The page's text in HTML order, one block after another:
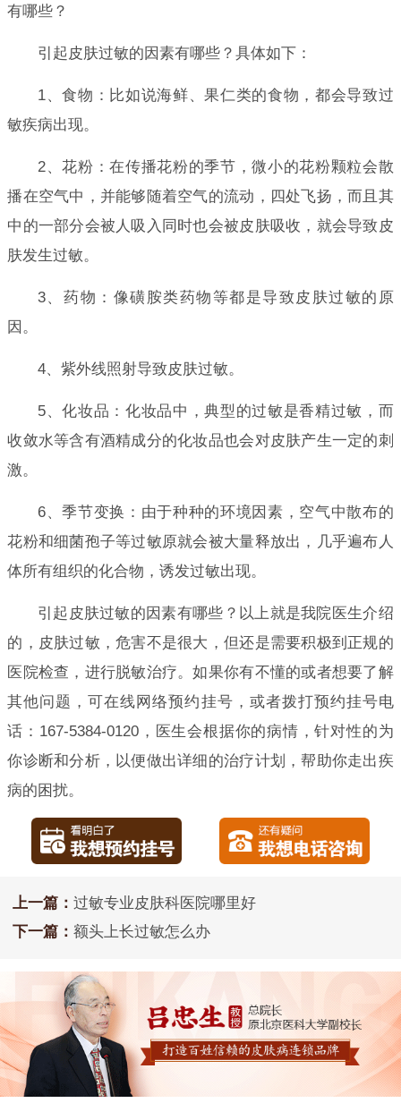
有哪些？
引起皮肤过敏的因素有哪些？具体如下：
1、食物：比如说海鲜、果仁类的食物，都会导致过
敏疾病出现。
2、花粉：在传播花粉的季节，微小的花粉颗粒会散
播在空气中，并能够随着空气的流动，四处飞扬，而且其
中的一部分会被人吸入同时也会被皮肤吸收，就会导致皮
肤发生过敏。
3、药物：像磺胺类药物等都是导致皮肤过敏的原
因。
4、紫外线照射导致皮肤过敏。
5、化妆品：化妆品中，典型的过敏是香精过敏，而
收敛水等含有酒精成分的化妆品也会对皮肤产生一定的刺
激。
6、季节变换：由于种种的环境因素，空气中散布的
花粉和细菌孢子等过敏原就会被大量释放出，几乎遍布人
体所有组织的化合物，诱发过敏出现。
引起皮肤过敏的因素有哪些？以上就是我院医生介绍
的，皮肤过敏，危害不是很大，但还是需要积极到正规的
医院检查，进行脱敏治疗。如果你有不懂的或者想要了解
其他问题，可在线网络预约挂号，或者拨打预约挂号电
话：167-5384-0120，医生会根据你的病情，针对性的为
你诊断和分析，以便做出详细的治疗计划，帮助你走出疾
病的困扰。
上一篇： 过敏专业皮肤科医院哪里好
下一篇： 额头上长过敏怎么办